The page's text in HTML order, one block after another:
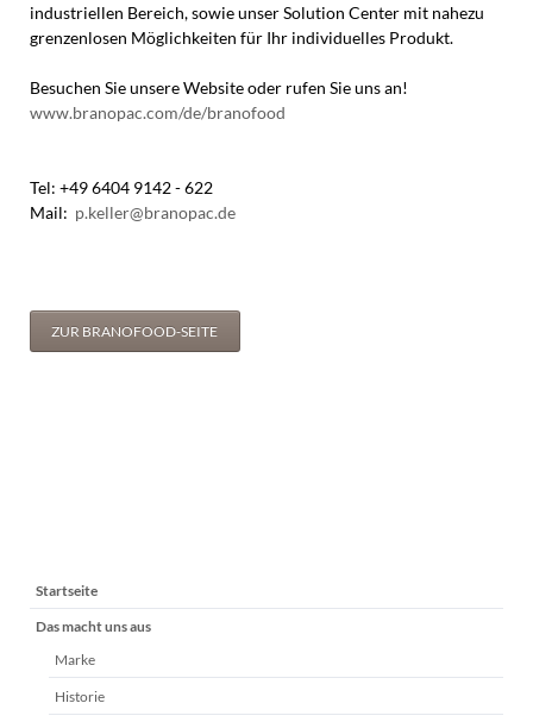
industriellen Bereich, sowie unser Solution Center mit nahezu
grenzenlosen Möglichkeiten für Ihr individuelles Produkt.
Besuchen Sie unsere Website oder rufen Sie uns an!
www.branopac.com/de/branofood
Tel: +49 6404 9142 - 622
Mail: p.keller@branopac.de
ZUR BRANOFOOD-SEITE
Navigation
überspringen
Startseite
Das macht uns aus
Marke
Historie